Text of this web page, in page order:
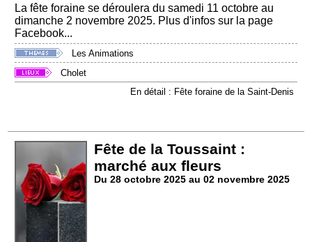
La fête foraine se déroulera du samedi 11 octobre au
dimanche 2 novembre 2025. Plus d'infos sur la page
Facebook...
Les Animations
Cholet
En détail : Fête foraine de la Saint-Denis
Fête de la Toussaint :
marché aux fleurs
Du 28 octobre 2025 au 02 novembre 2025